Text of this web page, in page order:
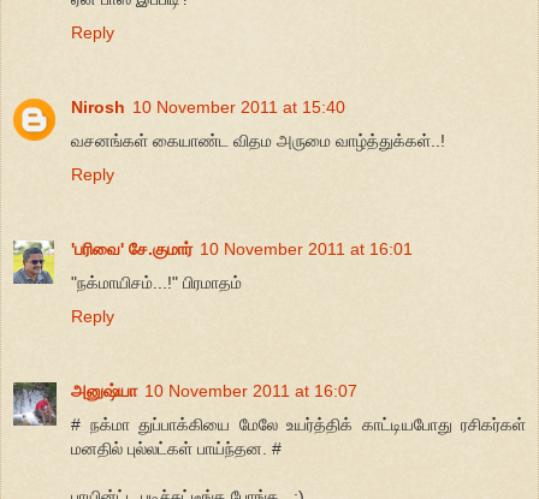
Reply
Nirosh 10 November 2011 at 15:40
வசனங்கள் கையாண்ட விதம அருமை வாழ்த்துக்கள்..!
Reply
'பரிவை' சே.குமார் 10 November 2011 at 16:01
"நக்மாயிசம்...!" பிரமாதம்
Reply
அனுஷ்யா 10 November 2011 at 16:07
# நக்மா துப்பாக்கியை மேலே உயர்த்திக் காட்டியபோது ரசிகர்கள்
மனதில் புல்லட்கள் பாய்ந்தன. #